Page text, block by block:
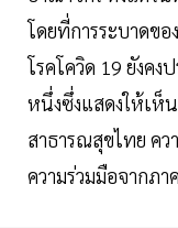
โดยที่การระบาดขอ
โรคโควิด 19 ยังคง
หนึ่งซึ่งแสดงให้เห็
สาธารณสุขไทย ค
ความร่วมมือจากภ